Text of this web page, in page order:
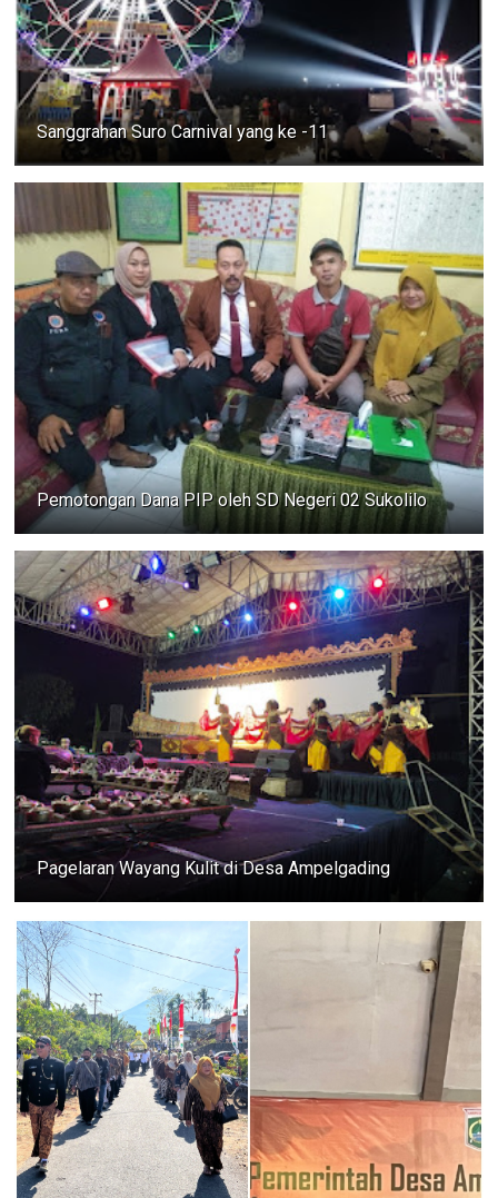
Sanggrahan Suro Carnival yang ke -11
Pemotongan Dana PIP oleh SD Negeri 02 Sukolilo
Pagelaran Wayang Kulit di Desa Ampelgading